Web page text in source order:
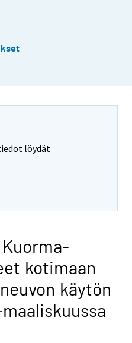
löydät
kotimaan
käytön